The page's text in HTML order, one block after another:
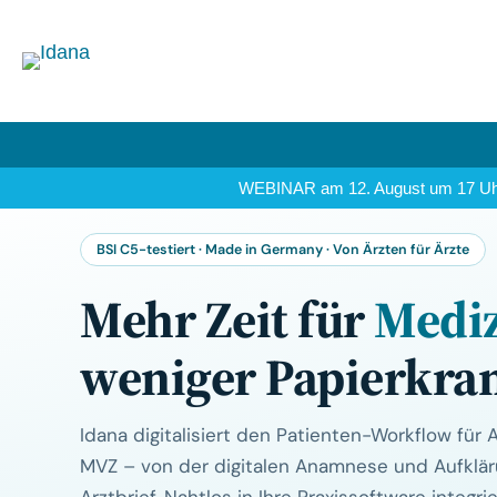
WEBINAR am 12. August um 17
BSI C5-testiert · Made in Germany · Von Ärzten für Ärzte
Mehr Zeit für
weniger
Idana digitalisiert den Patienten-Workflow für
MVZ – von der digitalen Anamnese und